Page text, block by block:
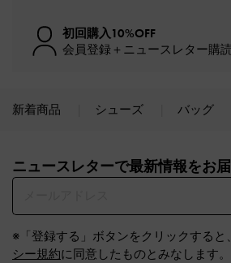
初回購入10%OFF
会員登録＋ニュースレター購
新着商品 シューズ バッグ
ニュースレターで最新情報をお届
※「登録する」ボタンをクリックすると、
シー規約に同意したものとみなします。